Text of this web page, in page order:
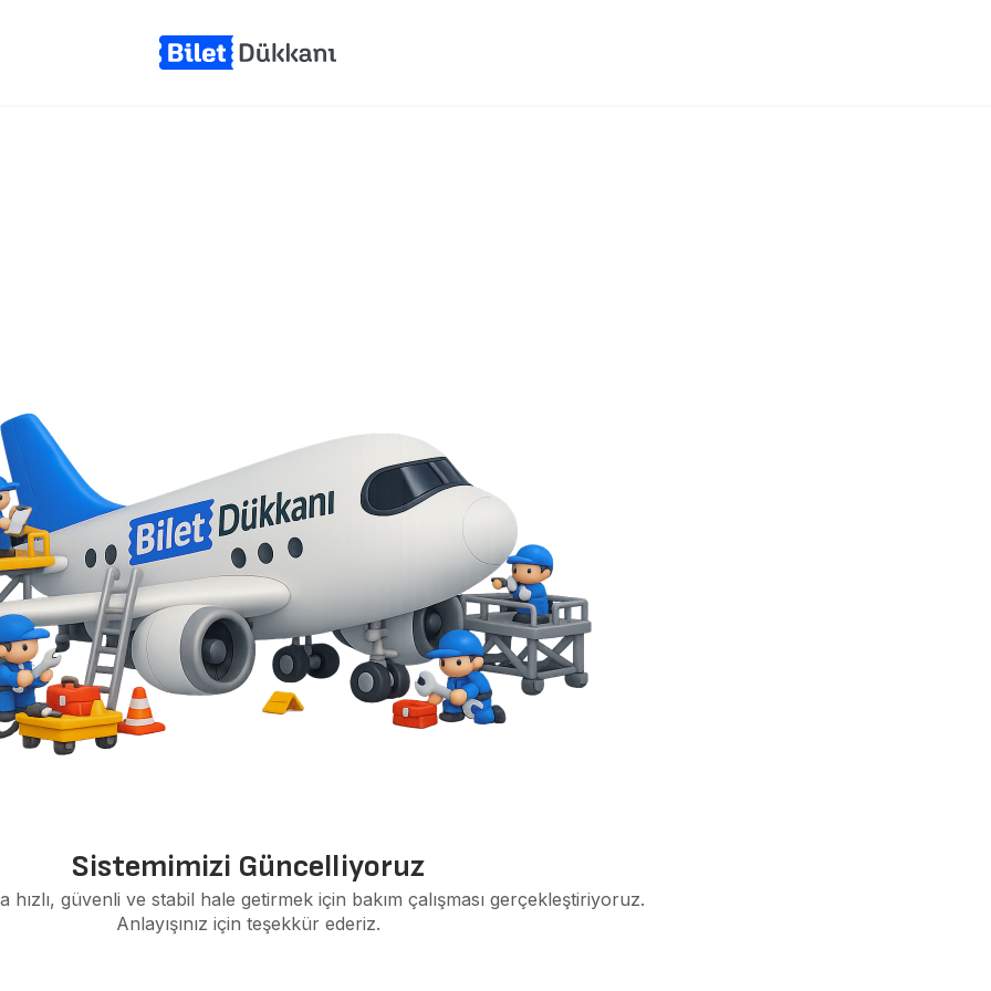
Sistemimizi Güncelliyoruz
hızlı, güvenli ve stabil hale getirmek için bakım çalışması gerçekleştiriyoruz.
Anlayışınız için teşekkür ederiz.